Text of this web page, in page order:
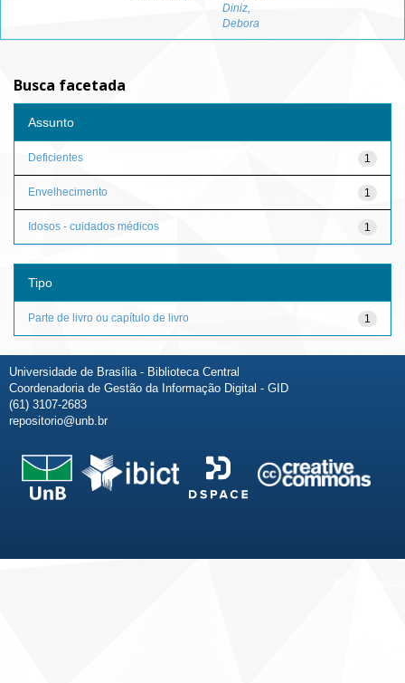
Diniz,
Debora
Busca facetada
Assunto
1
Deficientes
1
Envelhecimento
1
Idosos - cuidados médicos
Tipo
1
Parte de livro ou capítulo de livro
Universidade de Brasília - Biblioteca Central
Coordenadoria de Gestão da Informação Digital - GID
(61) 3107-2683
repositorio@unb.br